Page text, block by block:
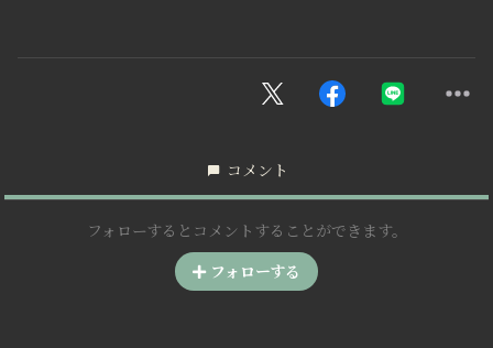
コメント
フォローするとコメントすることができます。
フォローする